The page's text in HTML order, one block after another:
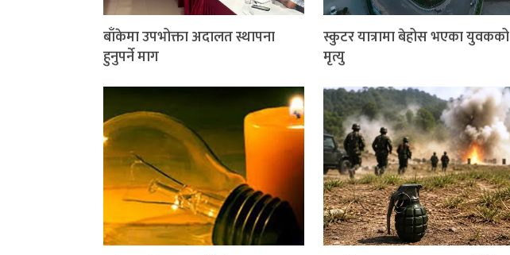
बाँकेमा उपभोक्ता अदालत स्थापना
हुनुपर्ने माग
स्कुटर यात्रामा बेहोस भएका युवकको
मृत्यु